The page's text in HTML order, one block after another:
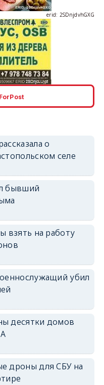
erid: 2SDnjdvhGXG
erid: 2SDnjcLUypt
erid: 2SDnjdPjgYS
erid: 2SDnjdvhGXG
о
селе
бывший
взять на работу
убил
десятки домов
дроны для СБУ на